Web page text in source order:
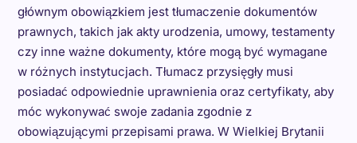
głównym obowiązkiem jest tłumaczenie dokumentów
prawnych, takich jak akty urodzenia, umowy, testamenty
czy inne ważne dokumenty, które mogą być wymagane
w różnych instytucjach. Tłumacz przysięgły musi
posiadać odpowiednie uprawnienia oraz certyfikaty, aby
móc wykonywać swoje zadania zgodnie z
obowiązującymi przepisami prawa. W Wielkiej Brytanii